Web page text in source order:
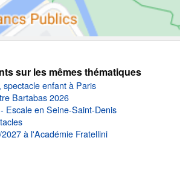
sur les mêmes thématiques
spectacle enfant à Paris
Bartabas 2026
Escale en Seine-Saint-Denis
à l'Académie Fratellini